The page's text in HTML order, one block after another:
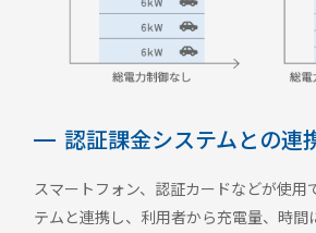
認証課金システムとの連
スマートフォン、認証カードなどが使用
テムと連携し、利用者から充電量、時間